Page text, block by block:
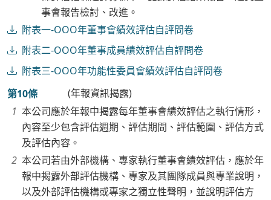
事會報告檢討、改進。
附表一-OOO年董事會績效評估自評問卷
附表二-OOO年董事成員績效評估自評問卷
附表三-OOO年功能性委員會績效評估自評問卷
第10條
(年報資訊揭露)
本公司應於年報中揭露每年董事會績效評估之執行情形，
內容至少包含評估週期、評估期間、評估範圍、評估方式
及評估內容。
本公司若由外部機構、專家執行董事會績效評估，應於年
報中揭露外部評估機構、專家及其團隊成員與專業說明，
以及外部評估機構或專家之獨立性聲明，並說明評估方